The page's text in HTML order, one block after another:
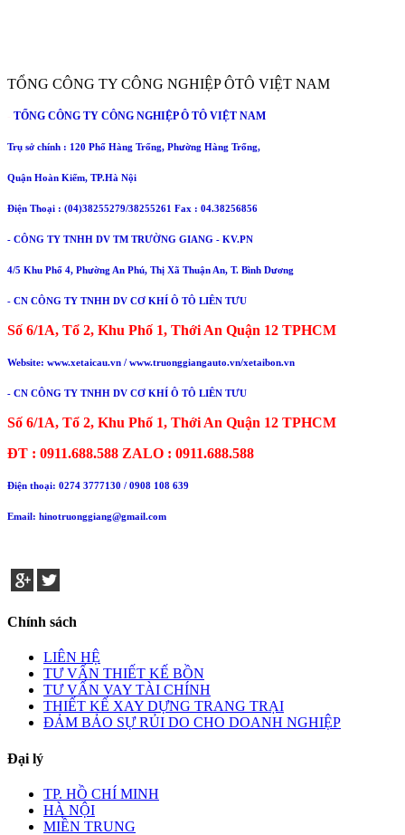
TỔNG CÔNG TY CÔNG NGHIỆP ÔTÔ VIỆT NAM
TỔNG CÔNG TY CÔNG NGHIỆP Ô TÔ VIỆT NAM
Trụ sở chính : 120 Phố Hàng Trống, Phường Hàng Trống,
Quận Hoàn Kiếm, TP.Hà Nội
Điện Thoại : (04)38255279/38255261 Fax : 04.38256856
- CÔNG TY TNHH DV TM TRƯỜNG GIANG - KV.PN
4/5 Khu Phố 4, Phường An Phú, Thị Xã Thuận An, T. Bình Dương
- CN CÔNG TY TNHH DV CƠ KHÍ Ô TÔ LIÊN TƯU
Số 6/1A, Tổ 2, Khu Phố 1, Thới An Quận 12 TPHCM
Website: www.xetaicau.vn / www.truonggiangauto.vn/xetaibon.vn
- CN CÔNG TY TNHH DV CƠ KHÍ Ô TÔ LIÊN TƯU
Số 6/1A, Tổ 2, Khu Phố 1, Thới An Quận 12 TPHCM
ĐT : 0911.688.588 ZALO : 0911.688.588
Điện thoại: 0274 3777130 / 0908 108 639
Email: hinotruonggiang@gmail.com
Chính sách
LIÊN HỆ
TƯ VẤN THIẾT KẾ BỒN
TƯ VẤN VAY TÀI CHÍNH
THIẾT KẾ XAY DỰNG TRANG TRẠI
ĐẢM BẢO SỰ RỦI DO CHO DOANH NGHIỆP
Đại lý
TP. HỒ CHÍ MINH
HÀ NỘI
MIỀN TRUNG